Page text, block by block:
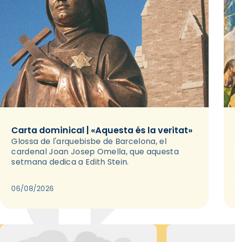
Carta dominical | «Aquesta és la veritat»
Glossa de l'arquebisbe de Barcelona, el
cardenal Joan Josep Omella, que aquesta
setmana dedica a Edith Stein.
06/08/2026